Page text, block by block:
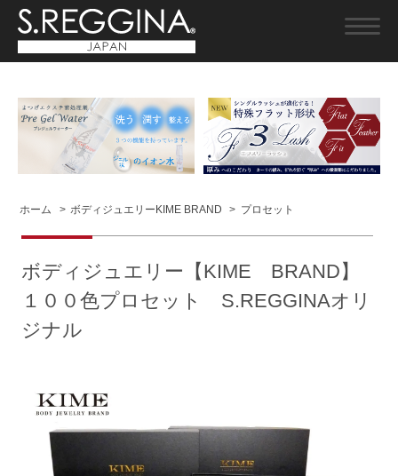
ホーム > ボディジュエリーKIME BRAND > プロセット
ボディジュエリー【KIME BRAND】
１００色プロセット S.REGGINAオリ
ジナル